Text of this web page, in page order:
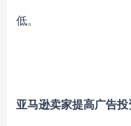
低。
亚马逊卖家提高广告